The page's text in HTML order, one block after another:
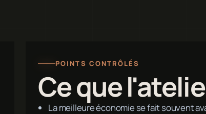
POINTS CONTRÔLÉS
Ce que
La meilleure économie se fait souvent